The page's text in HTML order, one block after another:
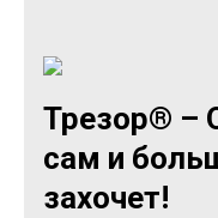
Трезор® –
сам и
захочет!